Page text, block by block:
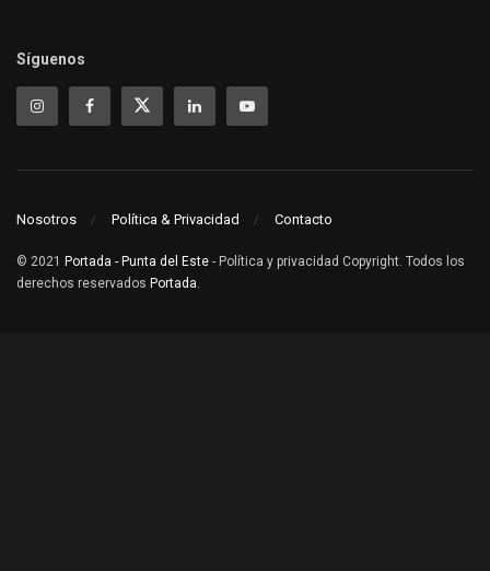
Síguenos
Nosotros Política & Privacidad Contacto
© 2021 Portada - Punta del Este - Política y privacidad Copyright. Todos los
derechos reservados Portada.